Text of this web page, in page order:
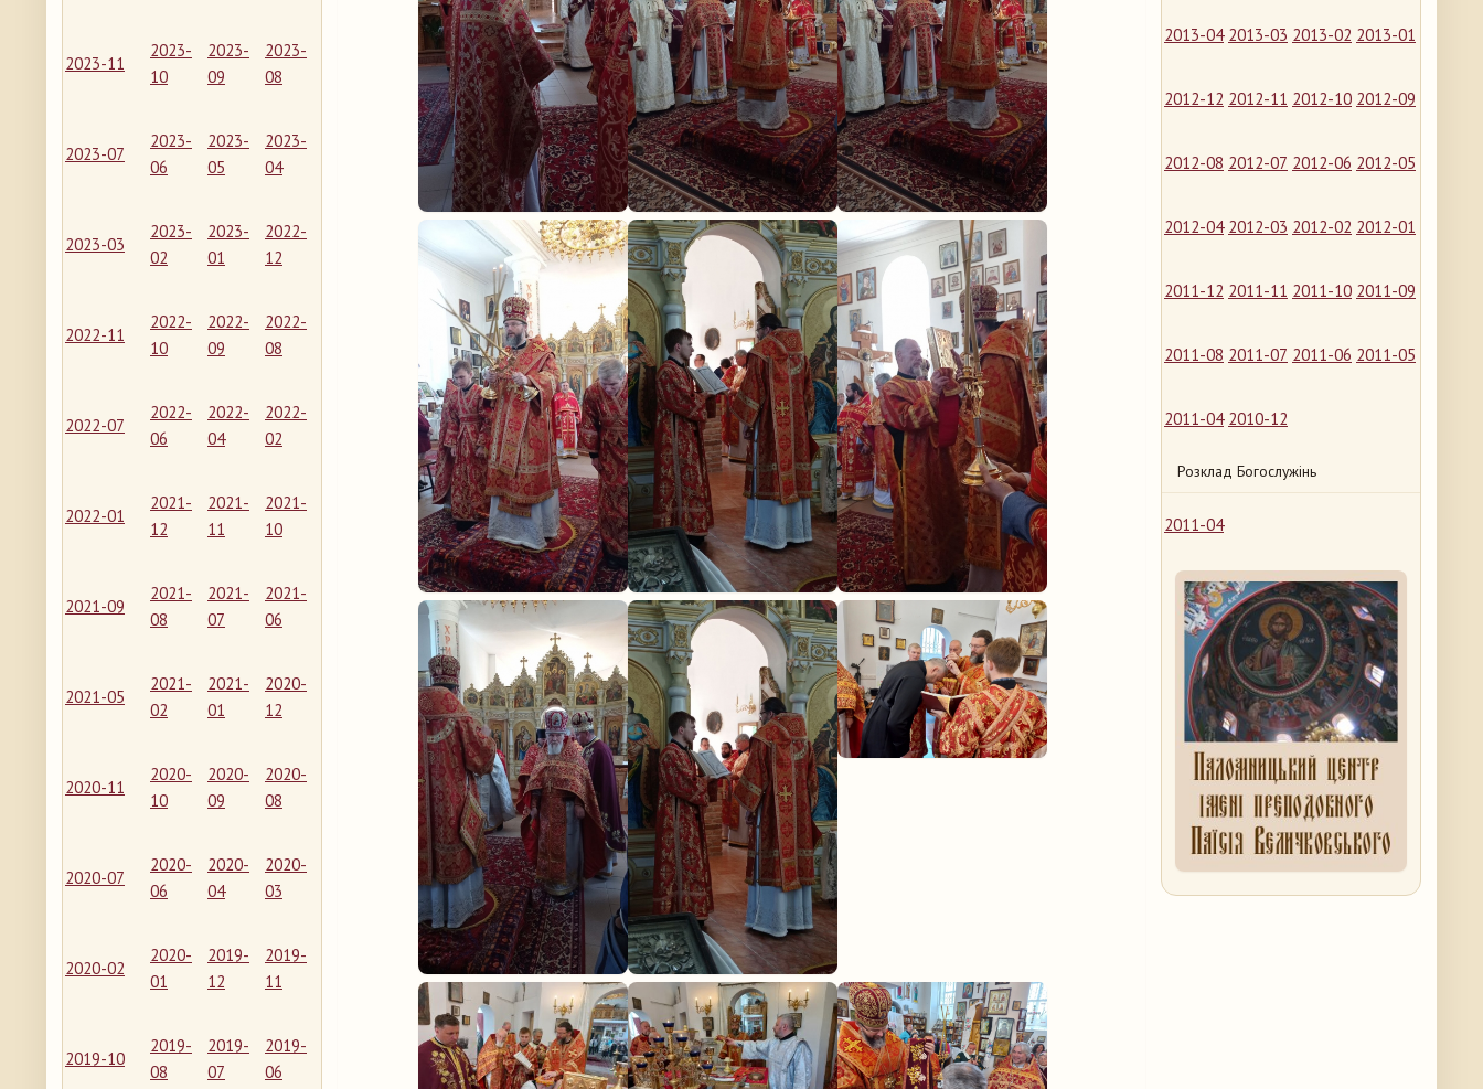
2023-11
2023-
10
2023-
09
2023-
08
2023-07
2023-
06
2023-
05
2023-
04
2023-03
2023-
02
2023-
01
2022-
12
2022-11
2022-
10
2022-
09
2022-
08
2022-07
2022-
06
2022-
04
2022-
02
2022-01
2021-
12
2021-
11
2021-
10
2021-09
2021-
08
2021-
07
2021-
06
2021-05
2021-
02
2021-
01
2020-
12
2020-11
2020-
10
2020-
09
2020-
08
2020-07
2020-
06
2020-
04
2020-
03
2020-02
2020-
01
2019-
12
2019-
11
2019-10
2019-
08
2019-
07
2019-
06
2013-04 2013-03 2013-02 2013-01
2012-12 2012-11 2012-10 2012-09
2012-08 2012-07 2012-06 2012-05
2012-04 2012-03 2012-02 2012-01
2011-12 2011-11 2011-10 2011-09
2011-08 2011-07 2011-06 2011-05
2011-04 2010-12
Розклад Богослужінь
2011-04